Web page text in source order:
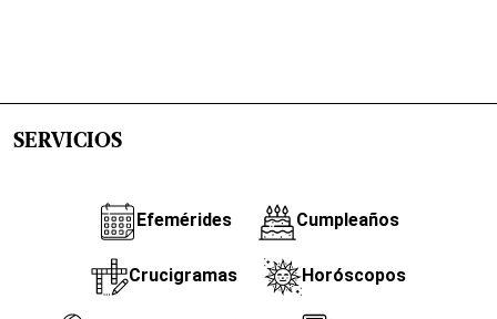
SERVICIOS
Efemérides Cumpleaños
Crucigramas Horóscopos